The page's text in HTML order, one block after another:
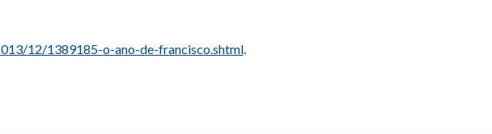
12/1389185-o-ano-de-francisco.shtml.